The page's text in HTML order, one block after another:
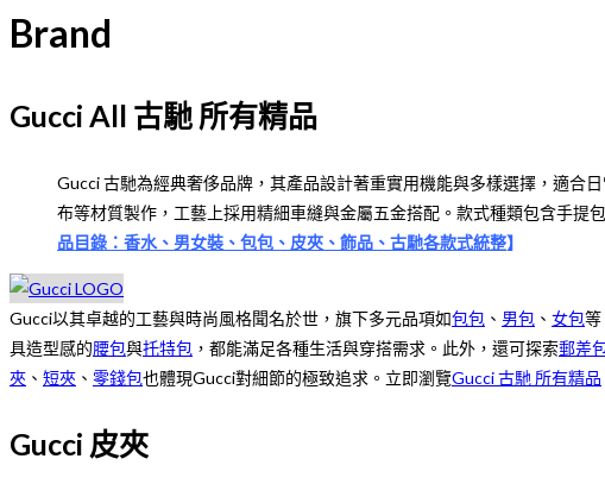
計
數
Brand
Gucci All 古馳 所有精品
Gucci 古馳為經典奢侈品牌，其產品設計著重實用機能與多樣選擇，適合
布等材質製作，工藝上採用精細車縫與金屬五金搭配。款式種類包含手提
品目錄：香水、男女裝、包包、皮夾、飾品、古馳各款式統整】
Gucci以其卓越的工藝與時尚風格聞名於世，旗下多元品項如包包 、 男包 、 女包等
具造型感的腰包與托特包 ，都能滿足各種生活與穿搭需求。此外，還可探索郵差
夾 、 短夾 、 零錢包也體現Gucci對細節的極致追求。立即瀏覽Gucci 古馳 所有精品
Gucci 皮夾